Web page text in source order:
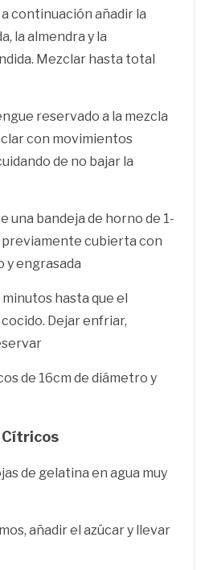
a continuación añadir la
la almendra y la
Mezclar hasta total
reservado a la mezcla
con movimientos
de no bajar la
una bandeja de horno de 1-
previamente cubierta con
y engrasada
hasta que el
Dejar enfriar,
de 16cm de diámetro y
Cítricos
de gelatina en agua muy
añadir el azúcar y llevar